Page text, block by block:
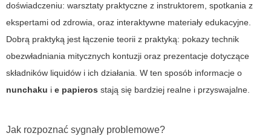
doświadczeniu: warsztaty praktyczne z instruktorem, spotkania z
ekspertami od zdrowia, oraz interaktywne materiały edukacyjne.
Dobrą praktyką jest łączenie teorii z praktyką: pokazy technik
obezwładniania mitycznych kontuzji oraz prezentacje dotyczące
składników liquidów i ich działania. W ten sposób informacje o
nunchaku i e papieros stają się bardziej realne i przyswajalne.
Jak rozpoznać sygnały problemowe?